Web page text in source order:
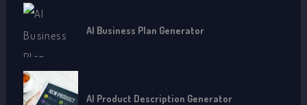
AI Business Plan Generator
AI Product Description Generator